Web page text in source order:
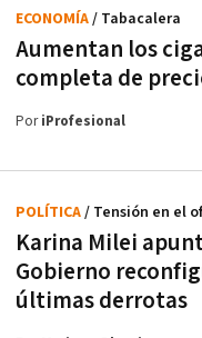
Aumentan los
completa de
ECONOMÍA/ Tabacalera
PoriProfesional
Karina Milei
Gobierno
últimas derrotas
POLÍTICA/ Tensión en el